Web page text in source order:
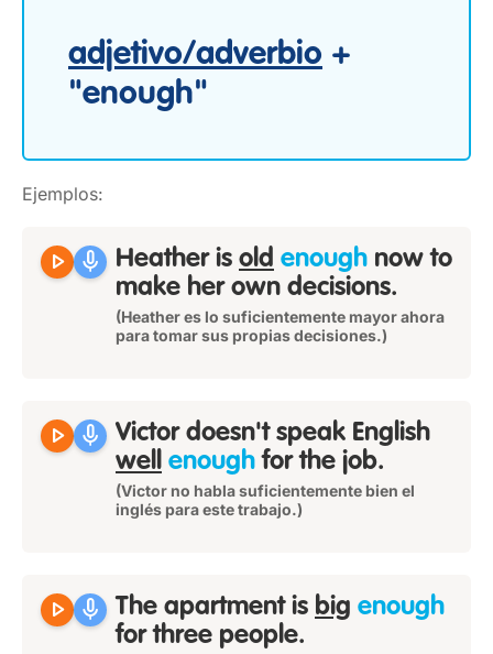
adjetivo/adverbio +
"enough"
Ejemplos:
play_arrow mic Heather is old enough now to
make her own decisions.
(Heather es lo suficientemente mayor ahora
para tomar sus propias decisiones.)
play_arrow mic Victor doesn't speak English
well enough for the job.
(Victor no habla suficientemente bien el
inglés para este trabajo.)
play_arrow mic The apartment is big enough
for three people.